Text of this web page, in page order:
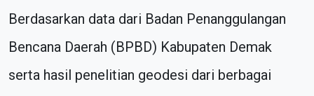
Berdasarkan data dari Badan Penanggulangan
Bencana Daerah (BPBD) Kabupaten Demak
serta hasil penelitian geodesi dari berbagai